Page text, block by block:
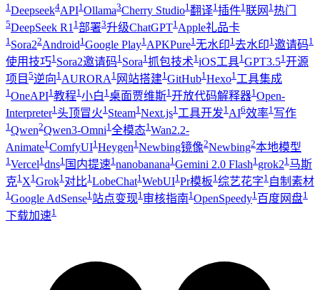
1 Deepseek4API1 Ollama3Cherry Studio1 翻译1 插件1 联网 1 热门
5DeepSeek R1 1 部署3升级ChatGPT1 Apple礼品卡
1 Sora22Android1 Google Play1 APKPure1 无水印1 去水印1 邀请码1
使用技巧1 Sora2邀请码1 Sora1 抓包技术1 iOS工具1 GPT3.51 开源
项目 5逆向1 AURORA 1 网站搭建1 GitHub1 Hexo1 工具集成
1 OneAPI1 教程1 小白 1 桌面贾维斯1 开放代码解释器1 Open-
Interpreter1 头顶冒火1 Steam1 Next.js1 工具开发1 AI6效率1 写作
1 Qwen2Qwen3-Omni1 全模态1 Wan2.2-
Animate1 ComfyUI1 Heygen1 Newbing镜像2Newbing2本地模型
1 Vercel1 dns1 国内提速1 nanobanana1 Gemini 2.0 Flash1 grok21 马斯
克1 X1 Grok1 对比1 LobeChat1 WebUI1 Pr模板1 综艺花字1 自制素材
1 Google AdSense1 站点变现1 审核指南1 OpenSpeedy1 百度网盘1
下载加速1